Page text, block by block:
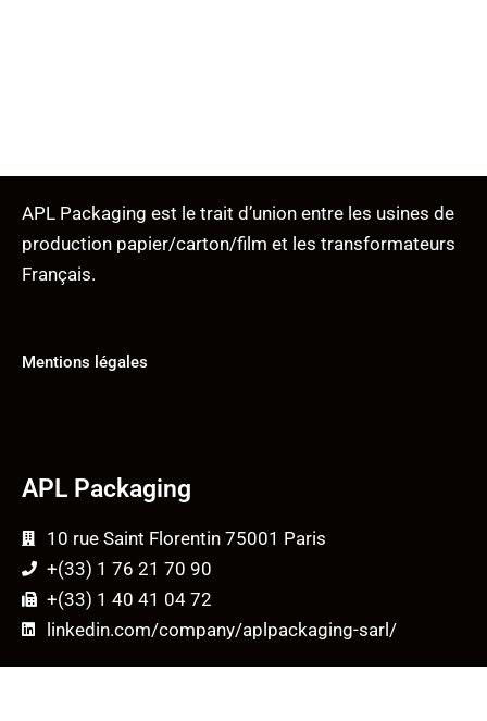
APL Packaging est le trait d’union entre les usines de
production papier/carton/film et les transformateurs
Français.
Mentions légales
APL Packaging
10 rue Saint Florentin 75001 Paris
+(33) 1 76 21 70 90
+(33) 1 40 41 04 72
linkedin.com/company/aplpackaging-sarl/